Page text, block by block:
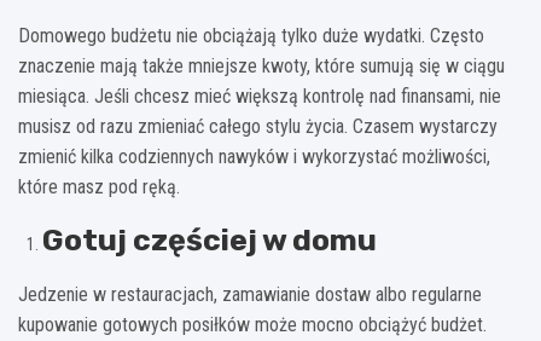
Domowego budżetu nie obciążają tylko duże wydatki. Często
znaczenie mają także mniejsze kwoty, które sumują się w ciągu
miesiąca. Jeśli chcesz mieć większą kontrolę nad finansami, nie
musisz od razu zmieniać całego stylu życia. Czasem wystarczy
zmienić kilka codziennych nawyków i wykorzystać możliwości,
które masz pod ręką.
Gotuj częściej w domu
Jedzenie w restauracjach, zamawianie dostaw albo regularne
kupowanie gotowych posiłków może mocno obciążyć budżet.